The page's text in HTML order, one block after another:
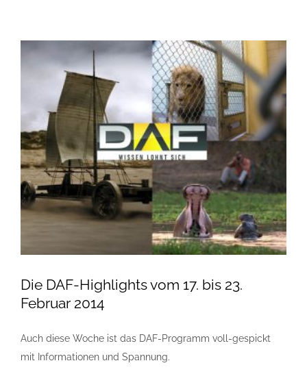
Die DAF-Highlights vom 17. bis 23.
Februar 2014
Auch diese Woche ist das DAF-Programm voll-gespickt
mit Informationen und Spannung.